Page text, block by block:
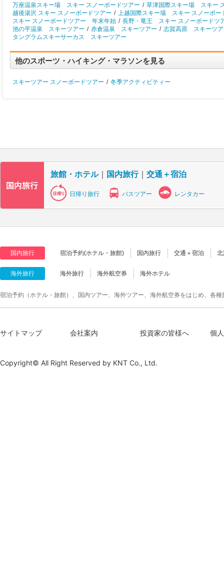
万座温泉スキー場 スキー スノーボードツアー / 草津国際スキー場 スキー
越後湯沢 スキー スノーボードツアー / 上越国際スキー場 スキー スノーボー
スキー スノーボードツアー 年末年始 / 長野・竜王 スキー スノーボードツ
池の平温泉 スキーツアー / 赤倉温泉 スキーツアー / 志賀高原 スキーツ
タングラムスキーサーカス スキーツアー
他のスポーツ・ハイキング・マラソンを見る
スキーツアー スノーボードツアー / 冬季アクティビティー
旅館・ホテル｜ 国内旅行｜ 交通＋宿泊
日帰り旅行 バスツアー レンタカー
国内旅行 宿泊予約(ホテル・旅館) 国内旅行 交通＋宿泊
海外旅行 海外旅行 海外航空券 海外ホテル
宿泊予約（ホテル・旅館）、国内ツアー、海外ツアー、海外航空券をはじめ、各
サイトマップ 会社案内 投資家の皆様へ 個
Copyright© All Right Reserved by KNT Co., Ltd.